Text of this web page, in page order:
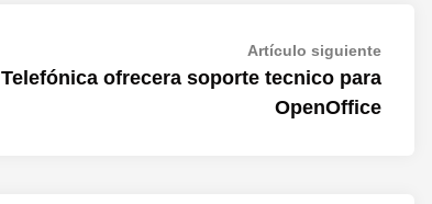
Artículo siguienteArtículo
Telefónica ofrecera soporte tecnico para
OpenOffice